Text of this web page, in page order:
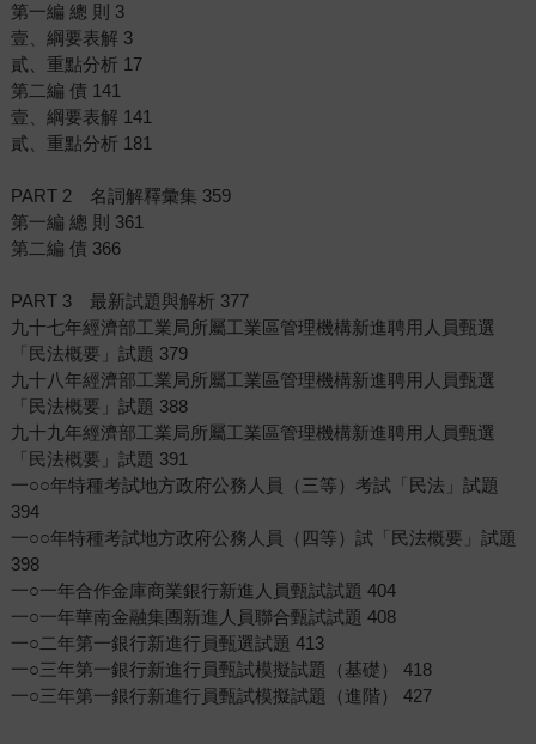
第一編 總 則 3
壹、綱要表解 3
貳、重點分析 17
第二編 債 141
壹、綱要表解 141
貳、重點分析 181
PART 2 名詞解釋彙集 359
第一編 總 則 361
第二編 債 366
PART 3 最新試題與解析 377
九十七年經濟部工業局所屬工業區管理機構新進聘用人員甄選
「民法概要」試題 379
九十八年經濟部工業局所屬工業區管理機構新進聘用人員甄選
「民法概要」試題 388
九十九年經濟部工業局所屬工業區管理機構新進聘用人員甄選
「民法概要」試題 391
一○○年特種考試地方政府公務人員（三等）考試「民法」試題
394
一○○年特種考試地方政府公務人員（四等）試「民法概要」試題
398
一○一年合作金庫商業銀行新進人員甄試試題 404
一○一年華南金融集團新進人員聯合甄試試題 408
一○二年第一銀行新進行員甄選試題 413
一○三年第一銀行新進行員甄試模擬試題（基礎） 418
一○三年第一銀行新進行員甄試模擬試題（進階） 427